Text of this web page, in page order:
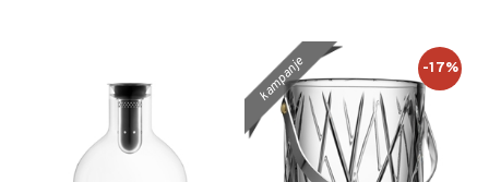
kampanje -17%